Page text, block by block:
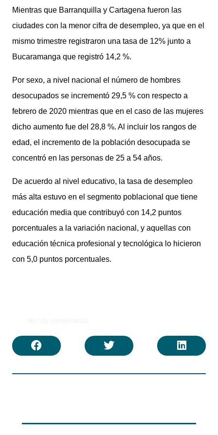
Mientras que Barranquilla y Cartagena fueron las
ciudades con la menor cifra de desempleo, ya que en el
mismo trimestre registraron una tasa de 12% junto a
Bucaramanga que registró 14,2 %.
Por sexo, a nivel nacional el número de hombres
desocupados se incrementó 29,5 % con respecto a
febrero de 2020 mientras que en el caso de las mujeres
dicho aumento fue del 28,8 %. Al incluir los rangos de
edad, el incremento de la población desocupada se
concentró en las personas de 25 a 54 años.
De acuerdo al nivel educativo, la tasa de desempleo
más alta estuvo en el segmento poblacional que tiene
educación media que contribuyó con 14,2 puntos
porcentuales a la variación nacional, y aquellas con
educación técnica profesional y tecnológica lo hicieron
con 5,0 puntos porcentuales.